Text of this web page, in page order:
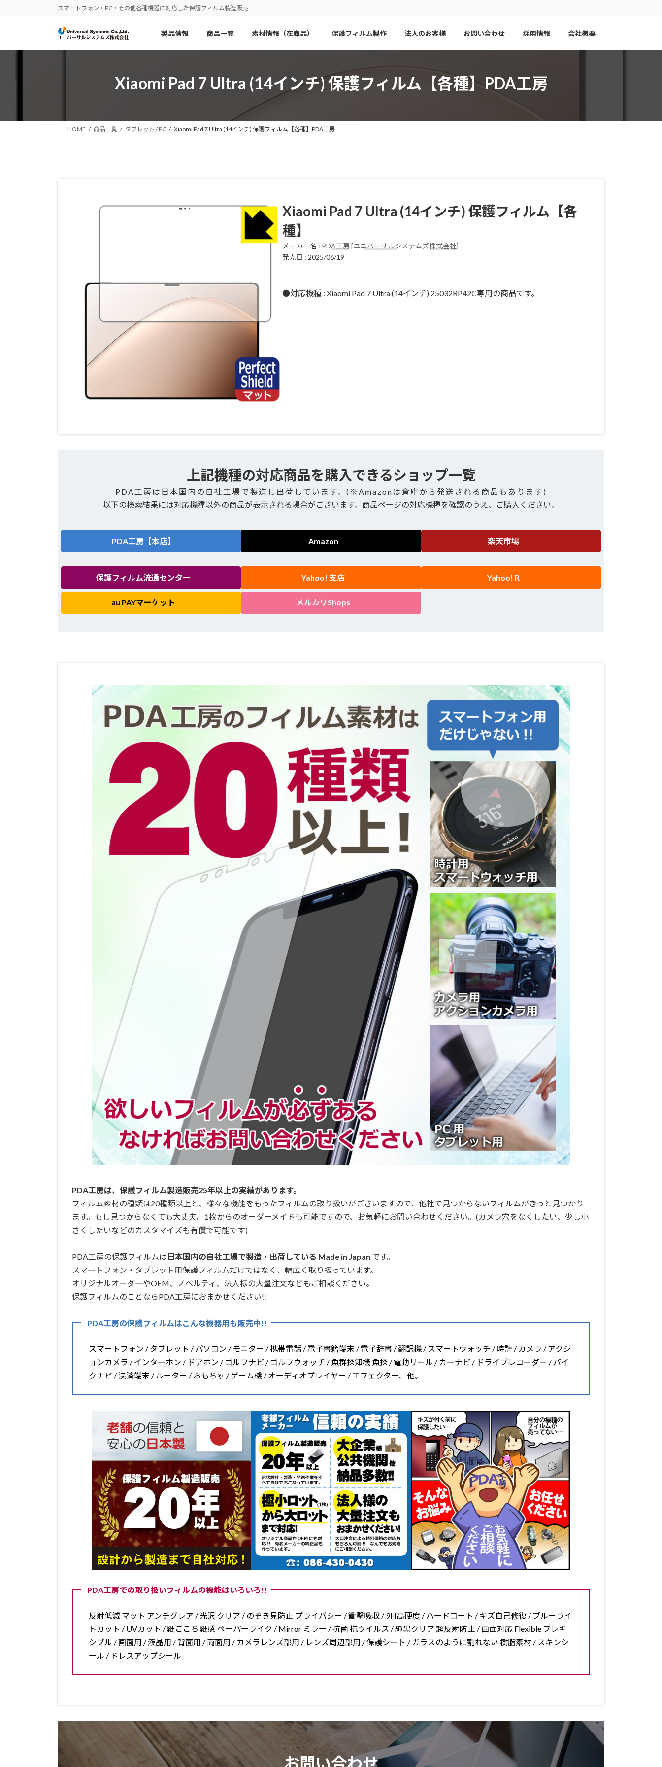
ツ
シ
スマートフォン・PC・その他各種機器に対応した保護フィルム製造販売
製品情報 商品一覧 素材情報（在庫品） 保護フィルム製作 法人のお客様 お問い合わせ 採用情報 会社概要
Xiaomi Pad 7 Ultra (14インチ) 保護フィルム【各種】PDA工房
HOME 商品一覧 タブレット / PC Xiaomi Pad 7 Ultra (14インチ) 保護フィルム【各種】PDA工房
Xiaomi Pad 7 Ultra (14インチ) 保護フィルム【各
種】
メーカー名 : PDA工房[ユニバーサルシステムズ株式会社]
発売日 : 2025/06/19
●対応機種 : Xiaomi Pad 7 Ultra (14インチ) 25032RP42C専用の商品です。
上記機種の対応商品を購入できるショップ一覧
PDA工房は日本国内の自社工場で製造し出荷しています。(※Amazonは倉庫から発送される商品もあります)
以下の検索結果には対応機種以外の商品が表示される場合がございます。商品ページの対応機種を確認のうえ、ご購入ください。
PDA工房【本店】 Amazon 楽天市場
保護フィルム流通センター Yahoo! 支店 Yahoo! R
au PAYマーケット メルカリShops
PDA工房は、保護フィルム製造販売25年以上の実績があります。
フィルム素材の種類は20種類以上と、様々な機能をもったフィルムの取り扱いがございますので、他社で見つからないフィルムがきっと見つかり
ます。もし見つからなくても大丈夫。1枚からのオーダーメイドも可能ですので、お気軽にお問い合わせください。(カメラ穴をなくしたい、少し小
さくしたいなどのカスタマイズも有償で可能です)
PDA工房の保護フィルムは 日本国内の自社工場で製造・出荷している Made in Japan です。
スマートフォン・タブレット用保護フィルムだけではなく、幅広く取り扱っています。
オリジナルオーダーやOEM、ノベルティ、法人様の大量注文などもご相談ください。
保護フィルムのことならPDA工房におまかせください!!
PDA工房の保護フィルムはこんな機器用も販売中!!
スマートフォン / タブレット / パソコン / モニター / 携帯電話 / 電子書籍端末 / 電子辞書 / 翻訳機 / スマートウォッチ / 時計 / カメラ / アクシ
ョンカメラ / インターホン / ドアホン / ゴルフナビ / ゴルフウォッチ / 魚群探知機 魚探 / 電動リール / カーナビ / ドライブレコーダー / バイ
クナビ / 決済端末 / ルーター / おもちゃ / ゲーム機 / オーディオプレイヤー / エフェクター、他。
PDA工房での取り扱いフィルムの機能はいろいろ!!
反射低減 マット アンチグレア / 光沢 クリア / のぞき見防止 プライバシー / 衝撃吸収 / 9H高硬度 / ハードコート / キズ自己修復 / ブルーライ
トカット / UVカット / 紙ごこち 紙感 ペーパーライク / Mirror ミラー / 抗菌 抗ウイルス / 純黒クリア 超反射防止 / 曲面対応 Flexible フレキ
シブル / 画面用 / 液晶用 / 背面用 / 両面用 / カメラレンズ部用 / レンズ周辺部用 / 保護シート / ガラスのように割れない 樹脂素材 / スキンシ
ール / ドレスアップシール
お問い合わせ